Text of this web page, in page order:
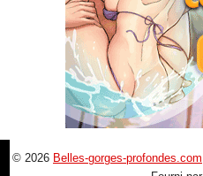
© 2026 Belles-gorges-profondes.com